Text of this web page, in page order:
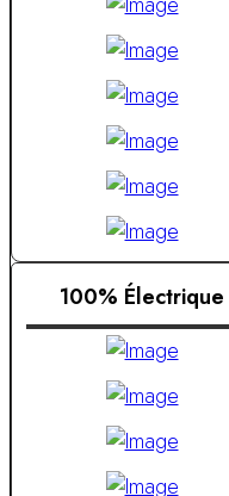
100% Électrique